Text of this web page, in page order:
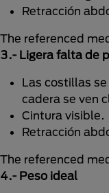
Retracción
The referenced
3.- Ligera falta de
Las costillas
cadera se ven
Cintura visible.
Retracción
The referenced
4.- Peso ideal